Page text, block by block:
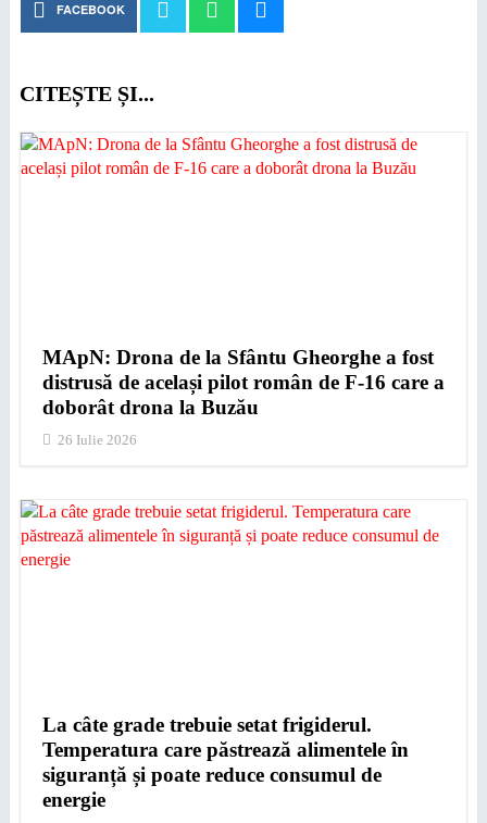
FACEBOOK
CITEȘTE ȘI...
MApN: Drona de la Sfântu Gheorghe a fost
distrusă de același pilot român de F-16 care a
doborât drona la Buzău
26 Iulie 2026
La câte grade trebuie setat frigiderul.
Temperatura care păstrează alimentele în
siguranță și poate reduce consumul de
energie